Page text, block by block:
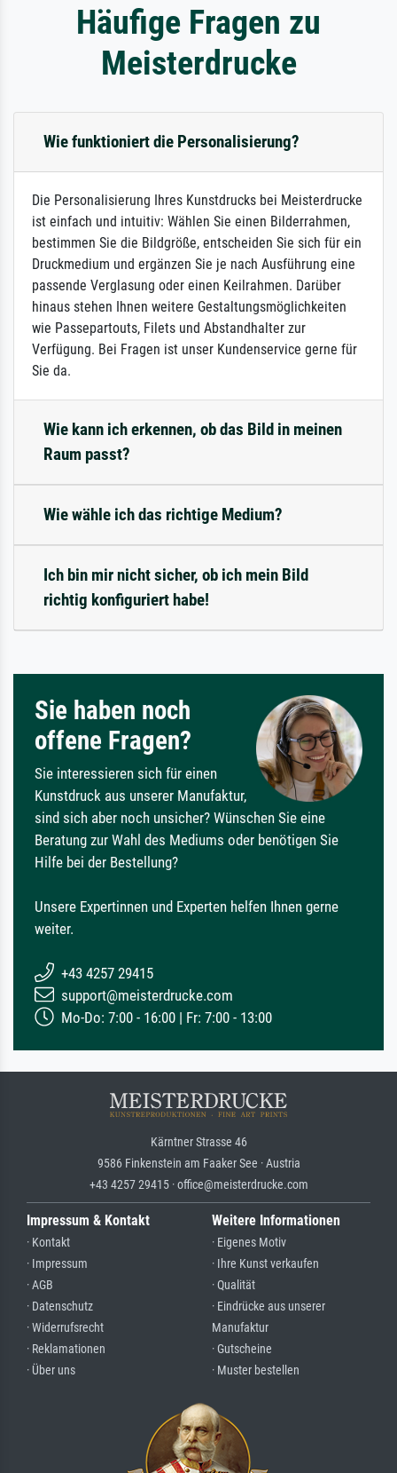
Häufige Fragen zu
Meisterdrucke
Wie funktioniert die Personalisierung?
Die Personalisierung Ihres Kunstdrucks bei Meisterdrucke
ist einfach und intuitiv: Wählen Sie einen Bilderrahmen,
bestimmen Sie die Bildgröße, entscheiden Sie sich für ein
Druckmedium und ergänzen Sie je nach Ausführung eine
passende Verglasung oder einen Keilrahmen. Darüber
hinaus stehen Ihnen weitere Gestaltungsmöglichkeiten
wie Passepartouts, Filets und Abstandhalter zur
Verfügung. Bei Fragen ist unser Kundenservice gerne für
Sie da.
Wie kann ich erkennen, ob das Bild in meinen
Raum passt?
Wie wähle ich das richtige Medium?
Ich bin mir nicht sicher, ob ich mein Bild
richtig konfiguriert habe!
Sie haben noch
offene Fragen?
Sie interessieren sich für einen
Kunstdruck aus unserer Manufaktur,
sind sich aber noch unsicher? Wünschen Sie eine
Beratung zur Wahl des Mediums oder benötigen Sie
Hilfe bei der Bestellung?
Unsere Expertinnen und Experten helfen Ihnen gerne
weiter.
+43 4257 29415
support@meisterdrucke.com
Mo-Do: 7:00 - 16:00 | Fr: 7:00 - 13:00
Kärntner Strasse 46
9586 Finkenstein am Faaker See · Austria
+43 4257 29415 · office@meisterdrucke.com
Impressum & Kontakt
· Kontakt
· Impressum
· AGB
· Datenschutz
· Widerrufsrecht
· Reklamationen
· Über uns
Weitere Informationen
· Eigenes Motiv
· Ihre Kunst verkaufen
· Qualität
· Eindrücke aus unserer
Manufaktur
· Gutscheine
· Muster bestellen